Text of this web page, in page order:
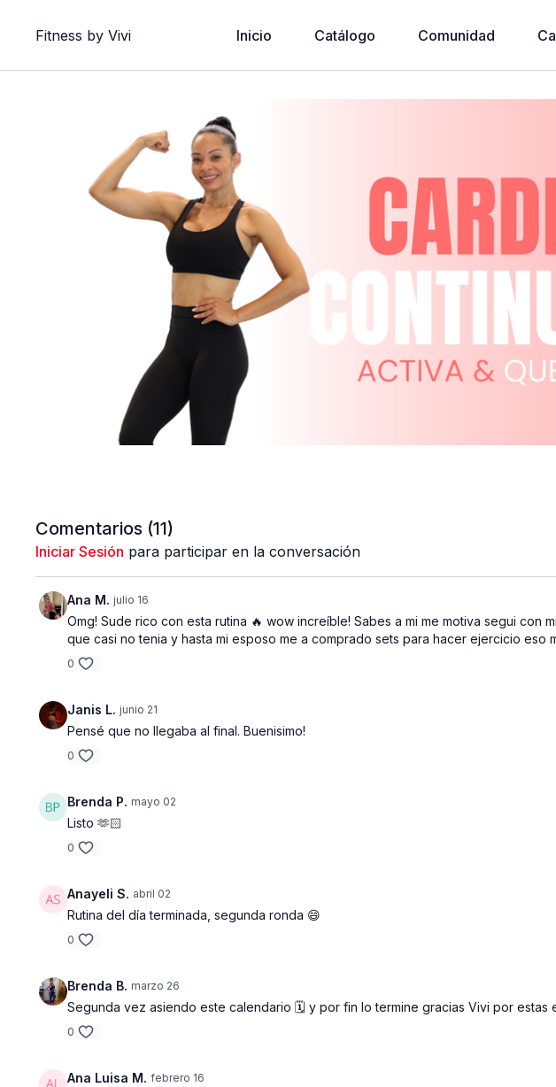
Fitness by Vivi Inicio Catálogo Comunidad
Comentarios (11)
Iniciar Sesión para participar en la conversación
Ana M. julio 16
Omg! Sude rico con esta rutina 🔥 wow increíble! Sabes a mi me motiva segui
que casi no tenia y hasta mi esposo me a comprado sets para hacer ejercicio
0
Janis L. junio 21
Pensé que no llegaba al final. Buenisimo!
0
Brenda P. mayo 02
Listo 🫶🏻
0
Anayeli S. abril 02
Rutina del día terminada, segunda ronda 😄
0
Brenda B. marzo 26
Segunda vez asiendo este calendario 🗓️ y por fin lo termine gracias Vivi por estas
0
Ana Luisa M. febrero 16